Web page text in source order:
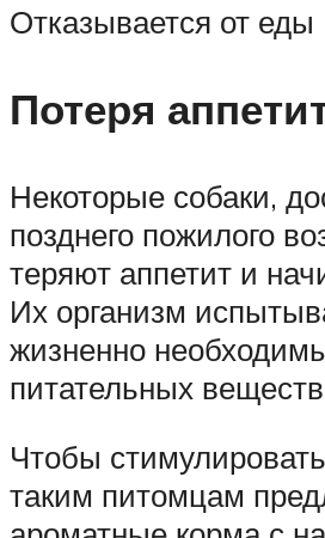
Отказывается от еды
Потеря
Некоторые собаки,
позднего пожилого
теряют аппетит и
Их организм
жизненно
питательных
Чтобы
таким питомцам